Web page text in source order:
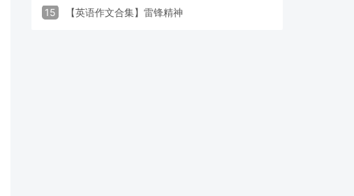
15 【英语作文合集】雷锋精神